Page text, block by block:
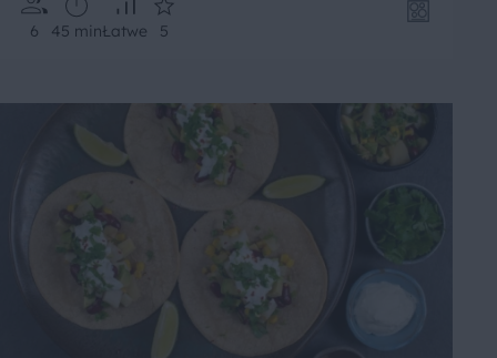
6 45 minŁatwe 5